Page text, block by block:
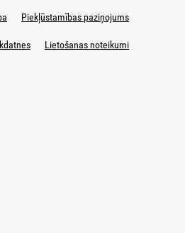
Piekļūstamības paziņojums
Lietošanas noteikumi